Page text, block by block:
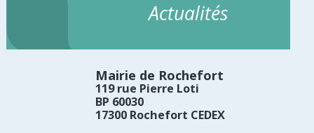
Actualités
Mairie de Rochefort
119 rue Pierre Loti
BP 60030
17300 Rochefort CEDEX